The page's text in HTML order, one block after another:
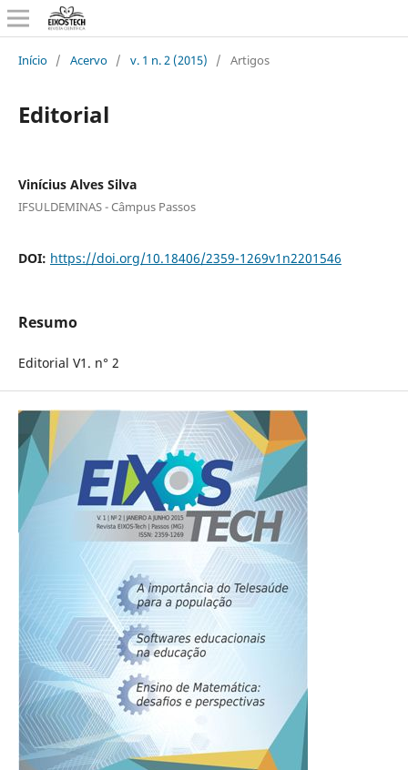
Início / Acervo / v. 1 n. 2 (2015) / Artigos
Editorial
Vinícius Alves Silva
IFSULDEMINAS - Câmpus Passos
DOI: https://doi.org/10.18406/2359-1269v1n2201546
Resumo
Editorial V1. n° 2